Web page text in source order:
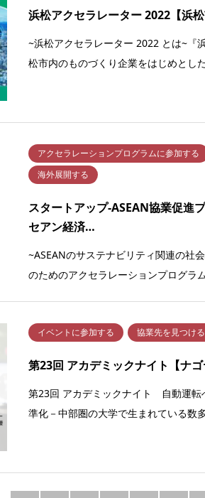
浜松アクセラレーター 2022【浜松
~浜松アクセラレーター 2022 とは~『
松市内のものづくり企業をはじめとし
アクセラレーションプログラムに参加する
海外展開する
スタートアップ-ASEAN協業促進
セアン経済…
~ASEANのサステナビリティ関連の社
のためのアクセラレーションプログラ
イベントに参加する 協業先を見つける
第23回 アカデミックナイト【ナゴ
第23回 アカデミックナイト 自動運転
準化－中部圏の大学で生まれている数